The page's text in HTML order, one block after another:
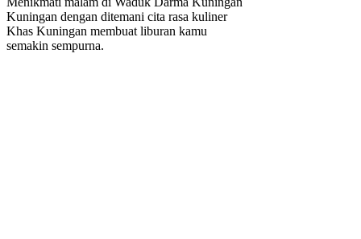
Kuningan dengan ditemani cita rasa kuliner
Khas Kuningan membuat liburan kamu
semakin sempurna.